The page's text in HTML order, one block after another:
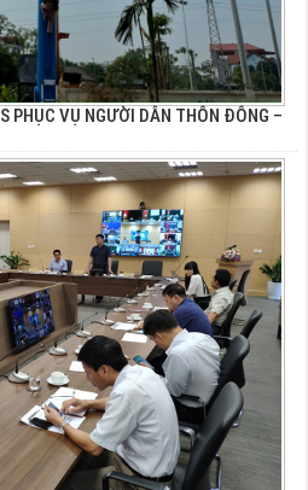
PHỤC VỤ NGƯỜI DÂN THÔN ĐÔNG –